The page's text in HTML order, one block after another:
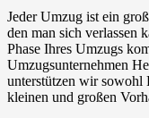
Jeder Umzug ist ein
den man sich verlassen
Phase Ihres Umzugs
Umzugsunternehmen
unterstützen wir sowohl
kleinen und großen